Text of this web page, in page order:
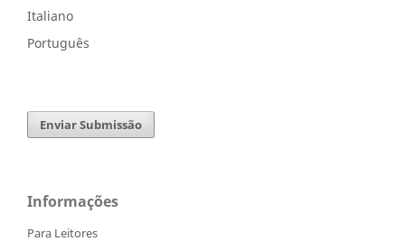
Italiano
Português
Enviar Submissão
Informações
Para Leitores